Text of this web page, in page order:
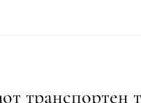
транспортен